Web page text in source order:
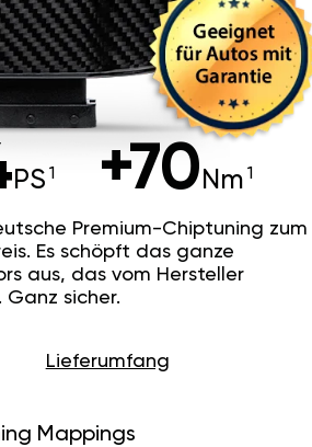
PS +70 Nm
Premium-Chiptuning zum
Es schöpft das ganze
aus, das vom Hersteller
sicher.
Lieferumfang
Mappings